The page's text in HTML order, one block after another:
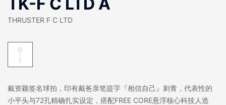
THRUSTER F C LTD
戴资颖签名球拍，印有戴爸亲笔提字『相信自己』刺青，代表性的
小平头与72孔精确扎实设定，搭配FREE CORE悬浮核心科技人造